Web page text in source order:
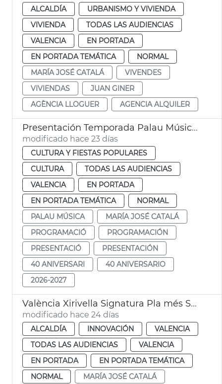
ALCALDÍA
URBANISMO Y VIVIENDA
VIVIENDA
TODAS LAS AUDIENCIAS
VALENCIA
EN PORTADA
EN PORTADA TEMÁTICA
NORMAL
MARÍA JOSÉ CATALÁ
VIVENDES
VIVIENDAS
JUAN GINER
AGÈNCIA LLOGUER
AGENCIA ALQUILER
Presentación Temporada Palau Música València
modificado hace 23 días
CULTURA Y FIESTAS POPULARES
CULTURA
TODAS LAS AUDIENCIAS
VALENCIA
EN PORTADA
EN PORTADA TEMÁTICA
NORMAL
PALAU MÚSICA
MARÍA JOSÉ CATALÁ
PROGRAMACIÓ
PROGRAMACIÓN
PRESENTACIÓ
PRESENTACIÓN
40 ANIVERSARI
40 ANIVERSARIO
2026-2027
València Xirivella Signatura Pla més Segura
modificado hace 24 días
ALCALDÍA INNOVACIÓN
VALENCIA
TODAS LAS AUDIENCIAS
VALENCIA
EN PORTADA
EN PORTADA TEMÁTICA
NORMAL
MARÍA JOSÉ CATALÁ